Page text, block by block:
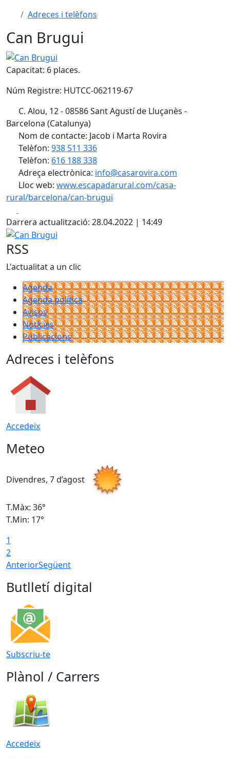
Adreces i telèfons
Can Brugui
Can Brugui
Capacitat: 6 places.
Núm Registre: HUTCC-062119-67
C. Alou, 12 - 08586 Sant Agustí de Lluçanès -
Barcelona (Catalunya)
Nom de contacte: Jacob i Marta Rovira
Telèfon: 938 511 336
Telèfon: 616 188 338
Adreça electrònica: info@casarovira.com
Lloc web: www.escapadarural.com/casa-
rural/barcelona/can-brugui
Darrera actualització: 28.04.2022 | 14:49
Can Brugui
RSS
L'actualitat a un clic
Agenda
Agenda política
Avisos
Notícies
Publicacions
Adreces i telèfons
Accedeix
Meteo
Divendres, 7 d’agost
T.Màx: 36°
T.Min: 17°
1
2
AnteriorSegüent
Butlletí digital
Subscriu-te
Plànol / Carrers
Accedeix